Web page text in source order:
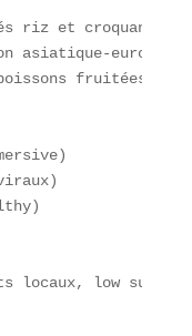
riz et croquant)
asiatique-
fruitées)
locaux, low